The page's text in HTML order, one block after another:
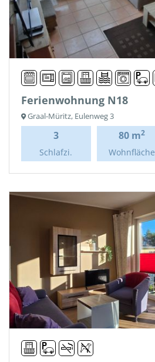
Ferienwohnung N18
Graal-Müritz, Eulenweg 3
3
Schlafzi.
80 m2
Wohnfläche